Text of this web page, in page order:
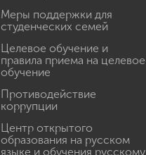
Меры поддержки для
студенческих семей
Целевое обучение и
правила приема на целевое
обучение
Противодействие
коррупции
Центр открытого
образования на русском
языке и обучения русскому